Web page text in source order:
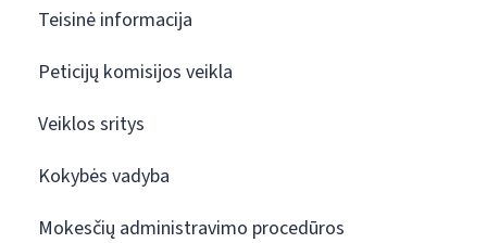
Teisinė informacija
Peticijų komisijos veikla
Veiklos sritys
Kokybės vadyba
Mokesčių administravimo procedūros